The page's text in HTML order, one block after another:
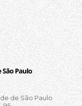
de São Paulo